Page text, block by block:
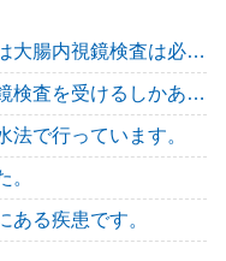
生活習慣病を抱えている方は大腸内視鏡検査は必須です
大腸がん予防には大腸内視鏡検査を受けるしかありません！
法で行っています。
。
ある疾患です。